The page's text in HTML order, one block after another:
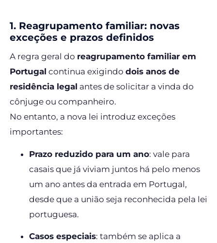
1. Reagrupamento familiar: novas
exceções e prazos definidos
A regra geral do reagrupamento familiar em
Portugal continua exigindo dois anos de
residência legal antes de solicitar a vinda do
cônjuge ou companheiro.
No entanto, a nova lei introduz exceções
importantes:
Prazo reduzido para um ano: vale para
casais que já viviam juntos há pelo menos
um ano antes da entrada em Portugal,
desde que a união seja reconhecida pela lei
portuguesa.
Casos especiais: também se aplica a